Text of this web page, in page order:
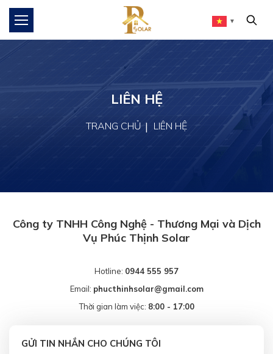
▼
LIÊN HỆ
TRANG CHỦ LIÊN HỆ
Công ty TNHH Công Nghệ - Thương Mại và Dịch
Vụ Phúc Thịnh Solar
Hotline: 0944 555 957
Email: phucthinhsolar@gmail.com
Thời gian làm việc: 8:00 - 17:00
GỬI TIN NHẮN CHO CHÚNG TÔI